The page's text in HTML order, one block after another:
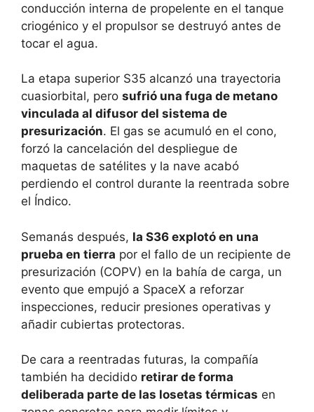
conducción interna de propelente en el tanque
criogénico y el propulsor se destruyó antes de
tocar el agua.
La etapa superior S35 alcanzó una trayectoria
cuasiorbital, pero sufrió una fuga de metano
vinculada al difusor del sistema de
presurización. El gas se acumuló en el cono,
forzó la cancelación del despliegue de
maquetas de satélites y la nave acabó
perdiendo el control durante la reentrada sobre
el Índico.
Semanás después, la S36 explotó en una
prueba en tierra por el fallo de un recipiente de
presurización (COPV) en la bahía de carga, un
evento que empujó a SpaceX a reforzar
inspecciones, reducir presiones operativas y
añadir cubiertas protectoras.
De cara a reentradas futuras, la compañía
también ha decidido retirar de forma
deliberada parte de las losetas térmicas en